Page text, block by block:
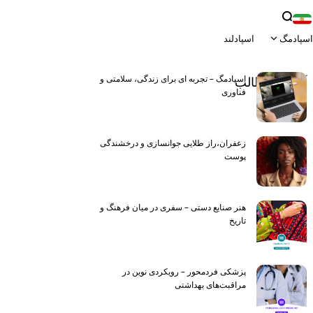
اسپادمگ اسپادلند
Latest
آخرین مطالباسپادمگ – تجربه ای برای زندگی، سلامتی و
فناوری
زعفران،راز طلایی جوانسازی و درخشندگی
پوست
هنر صنایع دستی – سفری در میان فرهنگ و
تاریخ
پزشکی فردمحور – رویکردی نوین در
مراقبت‌های بهداشتی